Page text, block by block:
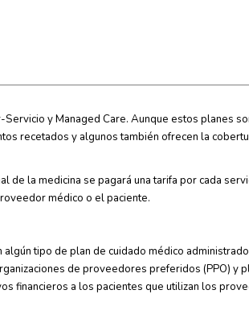
y Managed Care. Aunque estos planes
recetados y algunos también ofrecen la
la medicina se pagará una tarifa por cada
médico o el paciente.
tipo de plan de cuidado médico
de proveedores preferidos (PPO) y
financieros a los pacientes que utilizan los